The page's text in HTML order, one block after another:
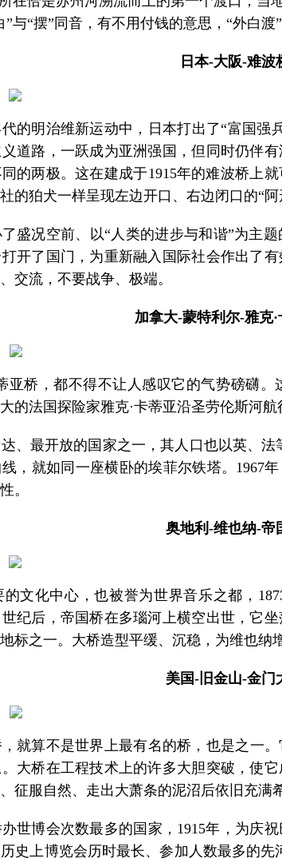
与“摆”同音，有不用付钱的意思，“外白渡
日本-大阪-难波
明治维新运动中，日本打出了“富国强
道路，一跃成为亚洲强国，但同时仍伴
的两极。这在建成于1915年的难波桥上
的狛犬一样呈现左边开口、右边闭口的“阿
况空前、以“人类的进步与和谐”为主题
开了国门，为重新融入国际社会作出了
交流，不要战争、极端。
加拿大-蒙特利尔-雅克
桥，都不得不让人感叹它的气势磅礴。
的法国探险家雅克·卡蒂亚沿圣劳伦斯河航
最开放的国家之一，其人口也以英、法
，就如同一座横卧的埃菲尔铁塔。1967
。
奥地利-维也纳-帝
化中心，也被誉为世界音乐之都，
纪后，帝国桥在多瑙河上横空出世，它
标之一。大桥造型平缓、沉稳，为维也纳
美国-旧金山-金门
算不是世界上最有名的桥，也是之一。
大桥在工程技术上的许多大胆突破，使
征服自然、走出大萧条的泥沼后依旧充满
博会次数最多的国家，1915年，为庆祝
史上博览会历时最长、参加人数最多的